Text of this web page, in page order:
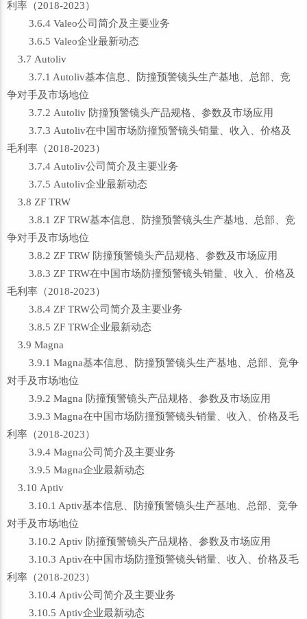
利率（2018-2023）
3.6.4 Valeo公司简介及主要业务
3.6.5 Valeo企业最新动态
3.7 Autoliv
3.7.1 Autoliv基本信息、防撞预警镜头生产基地、总部、竞
争对手及市场地位
3.7.2 Autoliv 防撞预警镜头产品规格、参数及市场应用
3.7.3 Autoliv在中国市场防撞预警镜头销量、收入、价格及
毛利率（2018-2023）
3.7.4 Autoliv公司简介及主要业务
3.7.5 Autoliv企业最新动态
3.8 ZF TRW
3.8.1 ZF TRW基本信息、防撞预警镜头生产基地、总部、竞
争对手及市场地位
3.8.2 ZF TRW 防撞预警镜头产品规格、参数及市场应用
3.8.3 ZF TRW在中国市场防撞预警镜头销量、收入、价格及
毛利率（2018-2023）
3.8.4 ZF TRW公司简介及主要业务
3.8.5 ZF TRW企业最新动态
3.9 Magna
3.9.1 Magna基本信息、防撞预警镜头生产基地、总部、竞争
对手及市场地位
3.9.2 Magna 防撞预警镜头产品规格、参数及市场应用
3.9.3 Magna在中国市场防撞预警镜头销量、收入、价格及毛
利率（2018-2023）
3.9.4 Magna公司简介及主要业务
3.9.5 Magna企业最新动态
3.10 Aptiv
3.10.1 Aptiv基本信息、防撞预警镜头生产基地、总部、竞争
对手及市场地位
3.10.2 Aptiv 防撞预警镜头产品规格、参数及市场应用
3.10.3 Aptiv在中国市场防撞预警镜头销量、收入、价格及毛
利率（2018-2023）
3.10.4 Aptiv公司简介及主要业务
3.10.5 Aptiv企业最新动态